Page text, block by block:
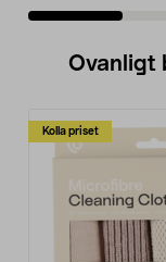
Ovanligt
Kolla priset